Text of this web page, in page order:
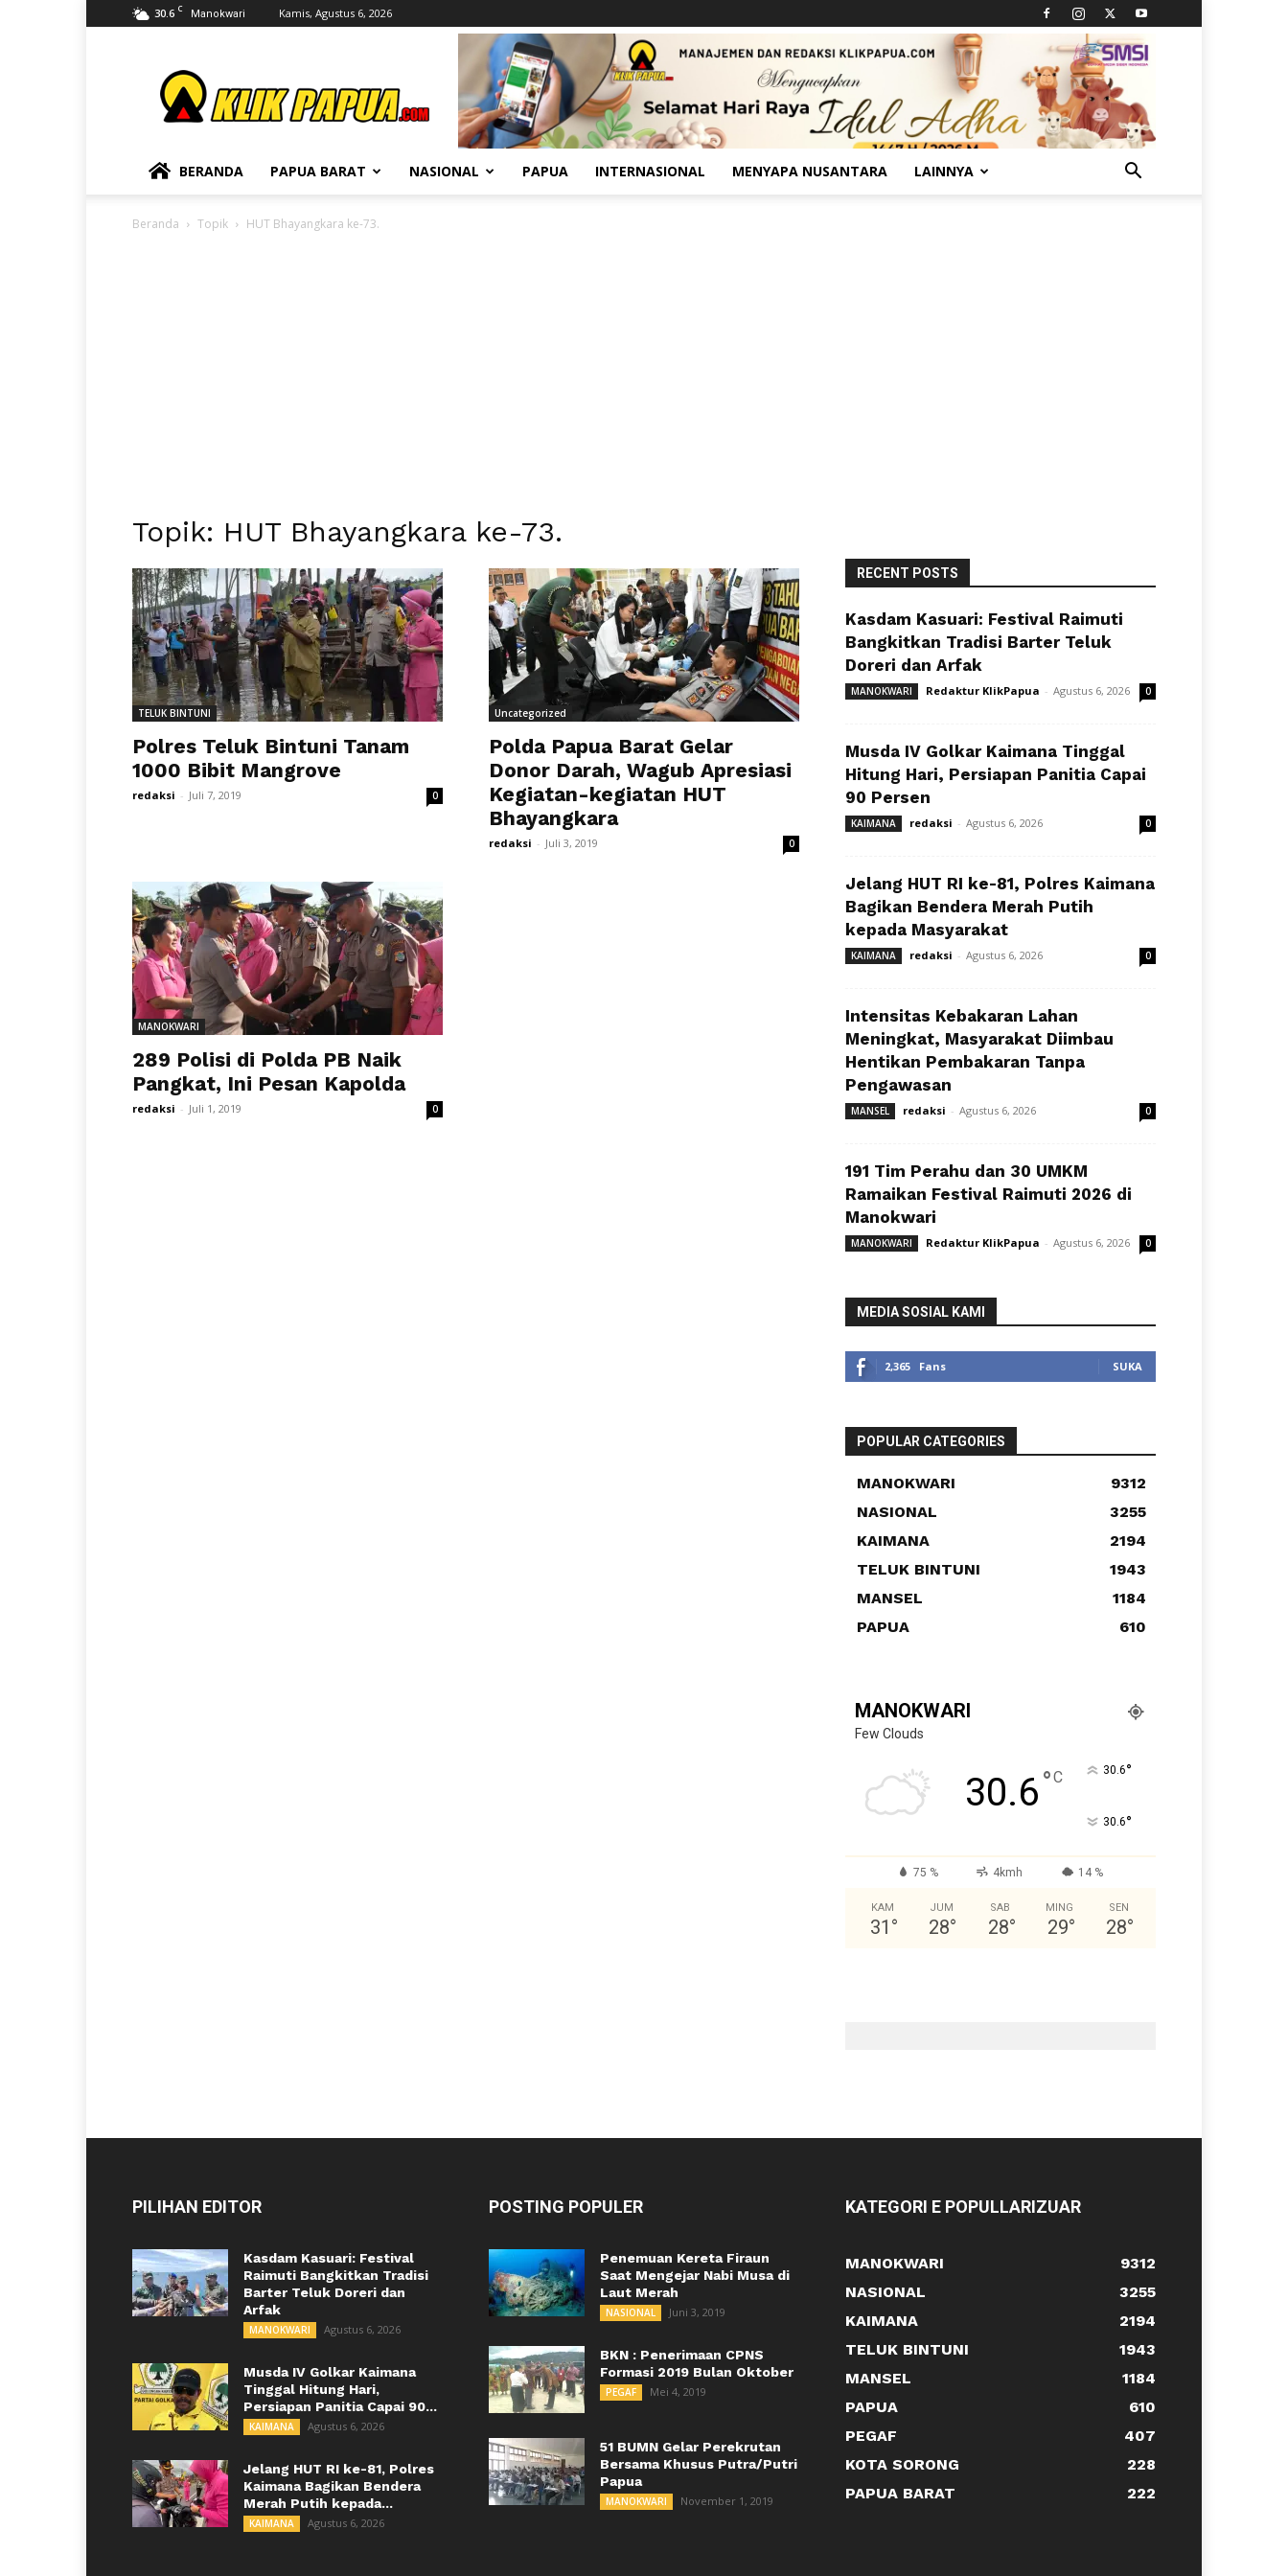
30.6 C Manokwari Kamis, Agustus 6, 2026
BERANDA PAPUA BARAT NASIONAL PAPUA INTERNASIONAL MENYAPA NUSANTARA LAINNYA
Beranda Topik HUT Bhayangkara ke-73.
Topik: HUT Bhayangkara ke-73.
TELUK BINTUNI
Polres Teluk Bintuni Tanam
1000 Bibit Mangrove
redaksi - Juli 7, 2019 0
Uncategorized
Polda Papua Barat Gelar
Donor Darah, Wagub Apresiasi
Kegiatan-kegiatan HUT
Bhayangkara
redaksi - Juli 3, 2019 0
MANOKWARI
289 Polisi di Polda PB Naik
Pangkat, Ini Pesan Kapolda
redaksi - Juli 1, 2019 0
RECENT POSTS
Kasdam Kasuari: Festival Raimuti
Bangkitkan Tradisi Barter Teluk
Doreri dan Arfak
MANOKWARI Redaktur KlikPapua - Agustus 6, 2026 0
Musda IV Golkar Kaimana Tinggal
Hitung Hari, Persiapan Panitia Capai
90 Persen
KAIMANA redaksi - Agustus 6, 2026 0
Jelang HUT RI ke-81, Polres Kaimana
Bagikan Bendera Merah Putih
kepada Masyarakat
KAIMANA redaksi - Agustus 6, 2026 0
Intensitas Kebakaran Lahan
Meningkat, Masyarakat Diimbau
Hentikan Pembakaran Tanpa
Pengawasan
MANSEL redaksi - Agustus 6, 2026 0
191 Tim Perahu dan 30 UMKM
Ramaikan Festival Raimuti 2026 di
Manokwari
MANOKWARI Redaktur KlikPapua - Agustus 6, 2026 0
MEDIA SOSIAL KAMI
2,365 Fans SUKA
POPULAR CATEGORIES
MANOKWARI
9312
NASIONAL
3255
KAIMANA
2194
TELUK BINTUNI
1943
MANSEL
1184
PAPUA
610
MANOKWARI
Few Clouds
30.6°C 30.6°
30.6°
75 % 4kmh 14 %
KAM
31 °
JUM
28°
SAB
28°
MING
29°
SEN
28°
PILIHAN EDITOR
Kasdam Kasuari: Festival
Raimuti Bangkitkan Tradisi
Barter Teluk Doreri dan
Arfak
MANOKWARI Agustus 6, 2026
Musda IV Golkar Kaimana
Tinggal Hitung Hari,
Persiapan Panitia Capai 90...
KAIMANA Agustus 6, 2026
Jelang HUT RI ke-81, Polres
Kaimana Bagikan Bendera
Merah Putih kepada...
KAIMANA Agustus 6, 2026
POSTING POPULER
Penemuan Kereta Firaun
Saat Mengejar Nabi Musa di
Laut Merah
NASIONAL Juni 3, 2019
BKN : Penerimaan CPNS
Formasi 2019 Bulan Oktober
PEGAF Mei 4, 2019
51 BUMN Gelar Perekrutan
Bersama Khusus Putra/Putri
Papua
MANOKWARI November 1, 2019
KATEGORI E POPULLARIZUAR
MANOKWARI
9312
NASIONAL
3255
KAIMANA
2194
TELUK BINTUNI
1943
MANSEL
1184
PAPUA
610
PEGAF
407
KOTA SORONG
228
PAPUA BARAT
222